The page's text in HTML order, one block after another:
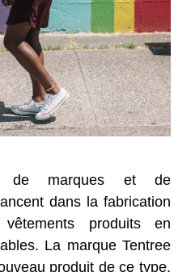
marques et de
dans la fabrication
produits en
La marque Tentree
produit de ce type.